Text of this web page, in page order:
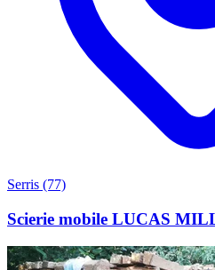
Serris (77)
Scierie mobile LUCAS